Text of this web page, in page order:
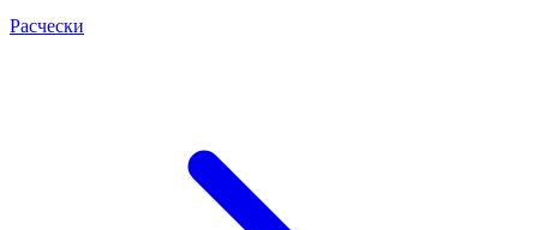
Расчески